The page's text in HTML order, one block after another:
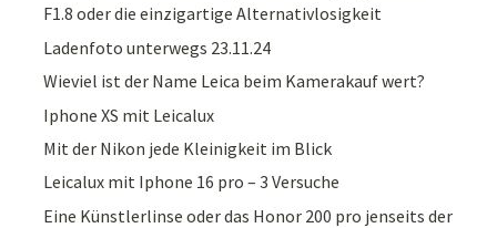
F1.8 oder die einzigartige Alternativlosigkeit
Ladenfoto unterwegs 23.11.24
Wieviel ist der Name Leica beim Kamerakauf wert?
Iphone XS mit Leicalux
Mit der Nikon jede Kleinigkeit im Blick
Leicalux mit Iphone 16 pro – 3 Versuche
Eine Künstlerlinse oder das Honor 200 pro jenseits der